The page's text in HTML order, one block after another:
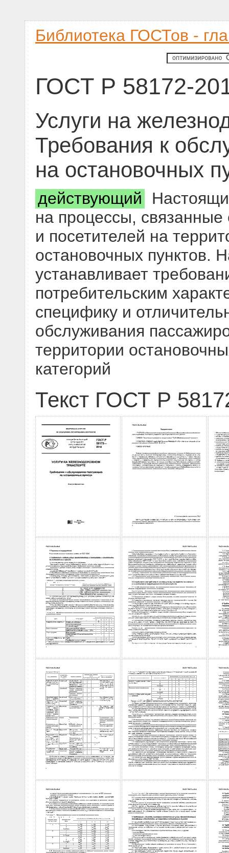
Библиотека ГОСТов -
ГОСТ Р 58172-
Услуги на
Требования к
на остановочных
действующий
на процессы,
и посетителей на
остановочных пунктов.
устанавливает
потребительским
специфику и
обслуживания
территории
категорий
Текст ГОСТ Р